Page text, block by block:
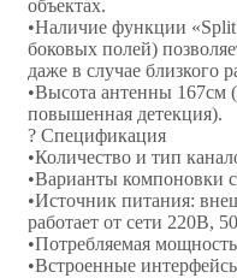
объектах.
•Наличие функции
боковых полей)
даже в случае близкого
•Высота антенны 167см
повышенная детекция).
? Спецификация
•Количество и тип
•Варианты компоновки
•Источник питания:
работает от сети 220В,
•Потребляемая
•Встроенные